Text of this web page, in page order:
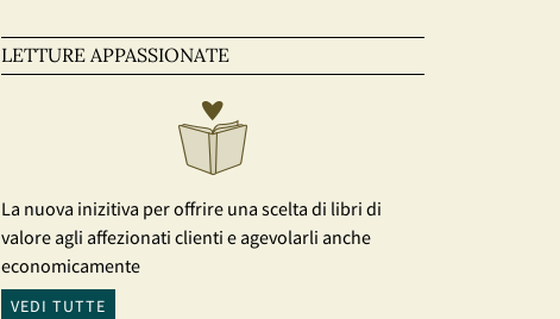
LETTURE APPASSIONATE
La nuova inizitiva per offrire una scelta di libri di
valore agli affezionati clienti e agevolarli anche
economicamente
VEDI TUTTE